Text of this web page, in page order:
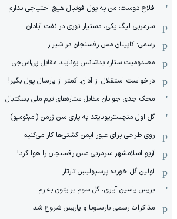
فلاح دوست: من به پول فوتبال هیچ احتیاجی ندارم
سرمربی لیگ یکی، دستیار نوری در نفت آبادان
رسمی: کاپیتان مس رفسنجان در شیراز
مصدومیت ستاره بدشانس یونایتد مقابل پی‌اس‌جی
درخواست استقلال از آدان: کمتر از پارسال پول بگیر!
محک جدی ‌جوانان مقابل ستاره‌های تیم ملی بسکتبال
گل اول منچستریونایتد به پاری سن ژرمن (امبئومبو)
روی طرحی برای عبور ایمن کشتی‌ها کار می‌کنیم
آریو اسلامشهر سرمربی مس رفسنجان را هوا کرد!
اولین گل خورده پرسپولیسِ تارتار
بریس یاسین آیاری، گل سوم برایتون به رم
مذاکرات رسمی بارسلونا و پاریس شروع شد